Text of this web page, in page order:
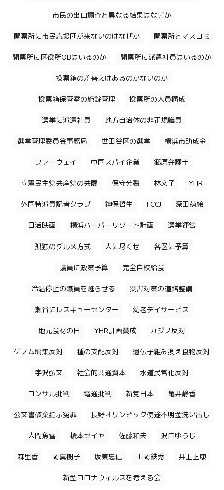
市民の出口調査と異なる結果はなぜか
開票所に市民応援団が来ないのはなぜか 開票所とマスコミ
開票所に区役所OBはいるのか 開票所に派遣社員はいるのか
投票箱の差替えはあるのかないのか
投票箱保管室の施錠管理 投票所の人員構成
選挙に派遣社員 地方自治体の非正規職員
選挙管理委員会事務局 世田谷区の選挙 横浜市助成金
ファーウェイ 中国スパイ企業 郷原弁護士
立憲民主党共産党の共闘 保守分裂 林文子 YHR
外国特派員記者クラブ 神保哲生 FCCJ 深田萌絵
日活映画 横浜ハーバーリゾート計画 選挙運営
孤独のグルメ方式 人に尽くせ 各区に予算
議員に政策予算 完全自校給食
冷温停止の職員を甦らせる 災害対策の道路整備
瀬谷にレスキューセンター 幼老デイサービス
地元食材の日 YHR計画賛成 カジノ反対
ゲノム編集反対 種の支配反対 遺伝子組み換え食物反対
宇沢弘文 社会的共通資本 水道民営化反対
コンサル批判 電通批判 新党日本 亀井静香
公文書破棄指示冤罪 長野オリンピック使途不明金洗い出し
人間魚雷 榎本セイヤ 佐藤和夫 沢口ゆうじ
森里香 岡真樹子 坂東忠信 山岡鉄秀 井上正康
新型コロナウィルスを考える会